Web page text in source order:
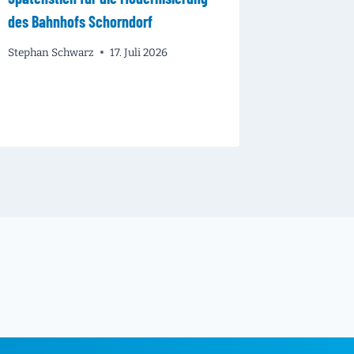
des Bahnhofs Schorndorf
Stephan Schwarz 17. Juli 2026